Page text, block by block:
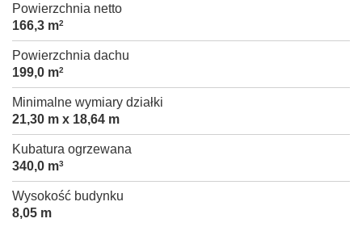
Powierzchnia netto
166,3 m2
Powierzchnia dachu
199,0 m2
Minimalne wymiary działki
21,30 m x 18,64 m
Kubatura ogrzewana
340,0 m3
Wysokość budynku
8,05 m